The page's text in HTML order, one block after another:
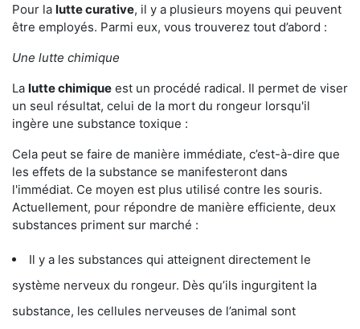
Pour la lutte curative, il y a plusieurs moyens qui peuvent
être employés. Parmi eux, vous trouverez tout d’abord :
Une lutte chimique
La lutte chimique est un procédé radical. Il permet de viser
un seul résultat, celui de la mort du rongeur lorsqu'il
ingère une substance toxique :
Cela peut se faire de manière immédiate, c’est-à-dire que
les effets de la substance se manifesteront dans
l'immédiat. Ce moyen est plus utilisé contre les souris.
Actuellement, pour répondre de manière efficiente, deux
substances priment sur marché :
Il y a les substances qui atteignent directement le
système nerveux du rongeur. Dès qu’ils ingurgitent la
substance, les cellules nerveuses de l’animal sont